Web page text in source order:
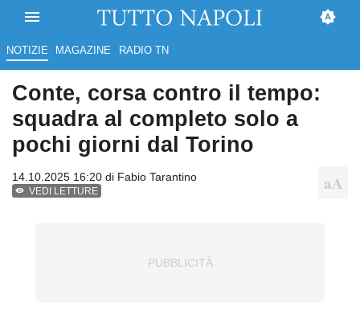
NOTIZIE MAGAZINE RADIO TN
Conte, corsa contro il tempo:
squadra al completo solo a
pochi giorni dal Torino
14.10.2025 16:20 di Fabio Tarantino
VEDI LETTURE